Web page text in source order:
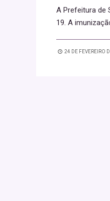
A Prefeitura de
19. A
24 DE FEVEREIRO